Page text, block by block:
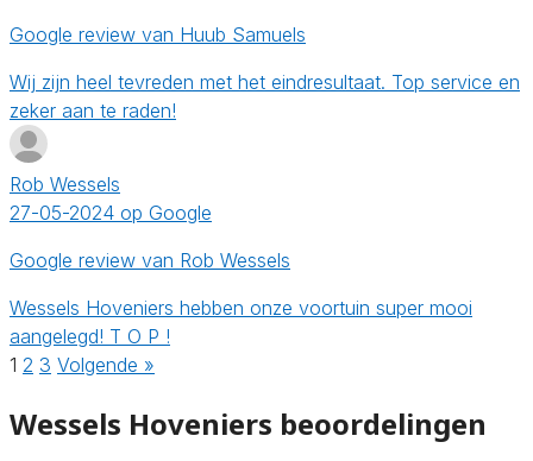
Google review van Huub Samuels
Wij zijn heel tevreden met het eindresultaat. Top service en
zeker aan te raden!
Rob Wessels
27-05-2024 op Google
Google review van Rob Wessels
Wessels Hoveniers hebben onze voortuin super mooi
aangelegd! T O P !
1 2 3 Volgende »
Wessels Hoveniers beoordelingen